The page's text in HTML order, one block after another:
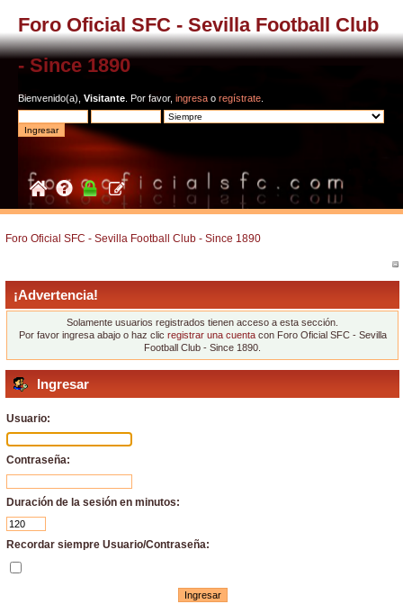
Foro Oficial SFC - Sevilla Football Club
- Since 1890
Bienvenido(a), Visitante . Por favor, ingresa o regístrate
Foro Oficial SFC - Sevilla Football Club - Since 1890
¡Advertencia!
Solamente usuarios registrados tienen acceso a esta sección.
Por favor ingresa abajo o haz clic registrar una cuentacon Foro Oficial SFC - Sevilla
Football Club - Since 1890.
Ingresar
Usuario:
Contraseña:
Duración de la sesión en minutos:
Recordar siempre Usuario/Contraseña: